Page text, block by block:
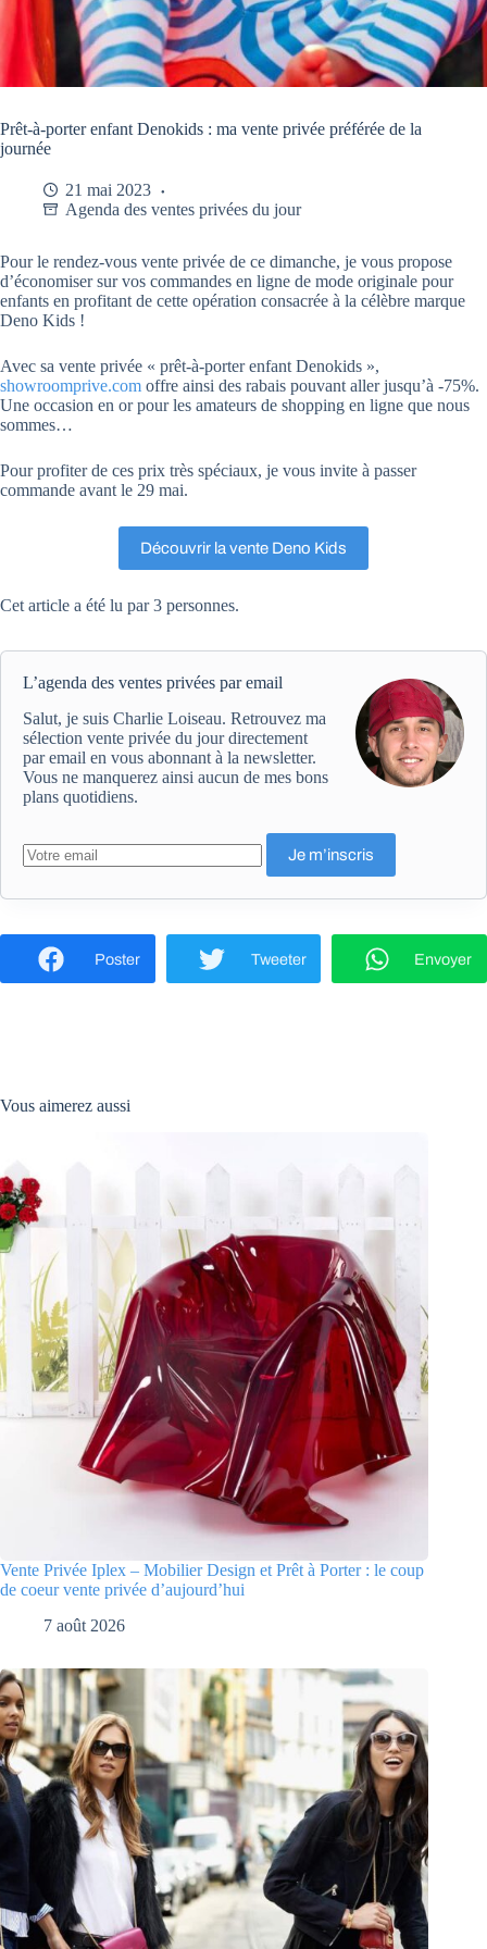
Prêt-à-porter enfant Denokids : ma vente privée préférée de la
journée
21 mai 2023
Agenda des ventes privées du jour
Pour le rendez-vous vente privée de ce dimanche, je vous propose
d’économiser sur vos commandes en ligne de mode originale pour
enfants en profitant de cette opération consacrée à la célèbre marque
Deno Kids !
Avec sa vente privée « prêt-à-porter enfant Denokids »,
showroomprive.com offre ainsi des rabais pouvant aller jusqu’à -75%.
Une occasion en or pour les amateurs de shopping en ligne que nous
sommes…
Pour profiter de ces prix très spéciaux, je vous invite à passer
commande avant le 29 mai.
Découvrir la vente Deno Kids
Cet article a été lu par 3 personnes.
L’agenda des ventes privées par email
Salut, je suis Charlie Loiseau. Retrouvez ma
sélection vente privée du jour directement
par email en vous abonnant à la newsletter.
Vous ne manquerez ainsi aucun de mes bons
plans quotidiens.
Poster Tweeter Envoyer
Vous aimerez aussi
Vente Privée Iplex – Mobilier Design et Prêt à Porter : le coup
de coeur vente privée d’aujourd’hui
7 août 2026